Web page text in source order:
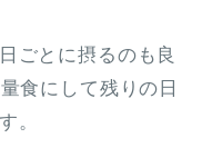
ごとに摂るのも良
食にして残りの日
。